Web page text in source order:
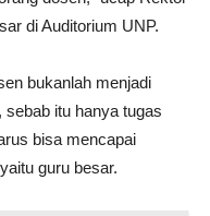
di Auditorium UNP.
bukanlah menjadi
sebab itu hanya tugas
bisa mencapai
guru besar.